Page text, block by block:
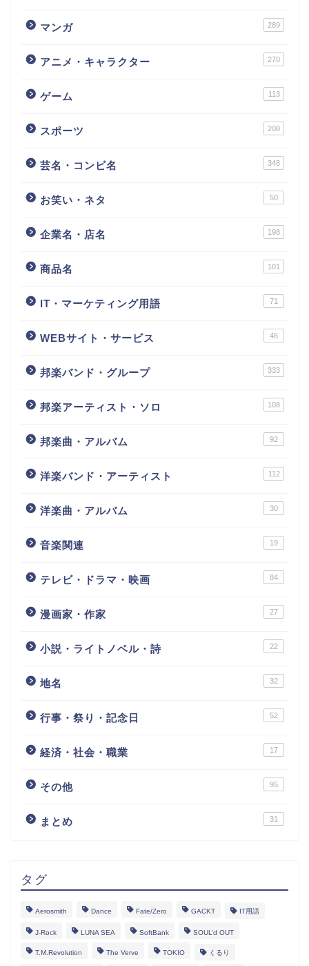
マンガ 289
アニメ・キャラクター 270
ゲーム 113
スポーツ 208
芸名・コンビ名 348
お笑い・ネタ 50
企業名・店名 198
商品名 101
IT・マーケティング用語 71
WEBサイト・サービス 46
邦楽バンド・グループ 333
邦楽アーティスト・ソロ 108
邦楽曲・アルバム 92
洋楽バンド・アーティスト 112
洋楽曲・アルバム 30
音楽関連 19
テレビ・ドラマ・映画 84
漫画家・作家 27
小説・ライトノベル・詩 22
地名 32
行事・祭り・記念日 52
経済・社会・職業 17
その他 95
まとめ 31
タグ
Aerosmith Dance Fate/Zero GACKT IT用語
J-Rock LUNA SEA SoftBank SOUL’d OUT
T.M.Revolution The Verve TOKIO くるり